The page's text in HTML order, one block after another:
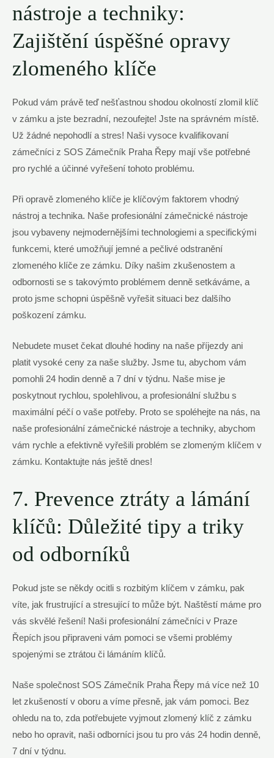
nástroje a techniky:
Zajištění úspěšné opravy
zlomeného klíče
Pokud vám právě teď nešťastnou shodou okolností zlomil klíč
v zámku a jste bezradní, nezoufejte! Jste na správném místě.
Už žádné nepohodlí a stres! Naši vysoce kvalifikovaní
zámečníci z SOS Zámečník Praha Řepy mají vše potřebné
pro rychlé a účinné vyřešení tohoto problému.
Při opravě zlomeného klíče je klíčovým faktorem vhodný
nástroj a technika. Naše profesionální zámečnické nástroje
jsou vybaveny nejmodernějšími technologiemi a specifickými
funkcemi, které umožňují jemné a pečlivé odstranění
zlomeného klíče ze zámku. Díky našim zkušenostem a
odbornosti se s takovýmto problémem denně setkáváme, a
proto jsme schopni úspěšně vyřešit situaci bez dalšího
poškození zámku.
Nebudete muset čekat dlouhé hodiny na naše příjezdy ani
platit vysoké ceny za naše služby. Jsme tu, abychom vám
pomohli 24 hodin denně a 7 dní v týdnu. Naše mise je
poskytnout rychlou, spolehlivou, a profesionální službu s
maximální péčí o vaše potřeby. Proto se spoléhejte na nás, na
naše profesionální zámečnické nástroje a techniky, abychom
vám rychle a efektivně vyřešili problém se zlomeným klíčem v
zámku. Kontaktujte nás ještě dnes!
7. Prevence ztráty a lámání
klíčů: Důležité tipy a triky
od odborníků
Pokud jste se někdy ocitli s rozbitým klíčem v zámku, pak
víte, jak frustrující a stresující to může být. Naštěstí máme pro
vás skvělé řešení! Naši profesionální zámečníci v Praze
Řepích jsou připraveni vám pomoci se všemi problémy
spojenými se ztrátou či lámáním klíčů.
Naše společnost SOS Zámečník Praha Řepy má více než 10
let zkušeností v oboru a víme přesně, jak vám pomoci. Bez
ohledu na to, zda potřebujete vyjmout zlomený klíč z zámku
nebo ho opravit, naši odborníci jsou tu pro vás 24 hodin denně,
7 dní v týdnu.